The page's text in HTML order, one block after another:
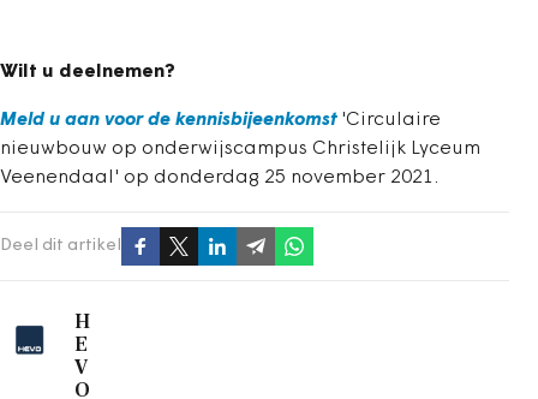
Wilt u deelnemen?
Meld u aan voor de kennisbijeenkomst'Circulaire
nieuwbouw op onderwijscampus Christelijk Lyceum
Veenendaal' op donderdag 25 november 2021.
Deel dit artikel
H
E
V
O